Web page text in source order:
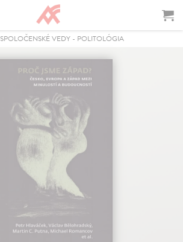
SPOLOČENSKÉ VEDY - POLITOLÓGIA